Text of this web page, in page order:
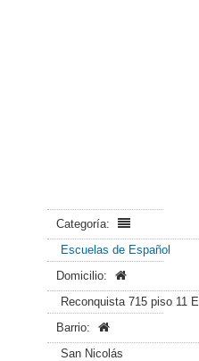
Categoría:
Escuelas de Español
Domicilio:
Reconquista 715 piso 11 E
Barrio:
San Nicolás